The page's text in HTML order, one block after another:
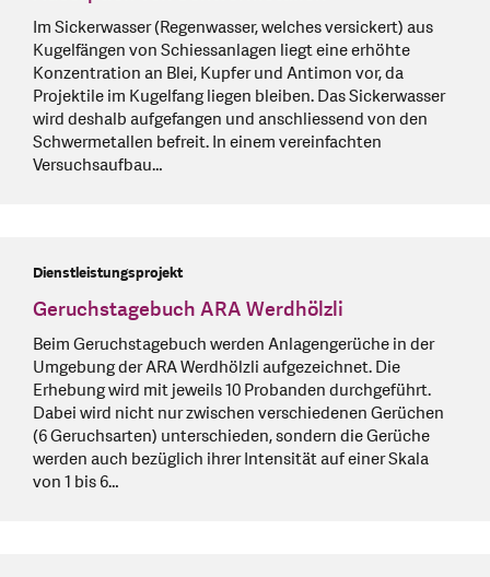
Im Sickerwasser (Regenwasser, welches versickert) aus
Kugelfängen von Schiessanlagen liegt eine erhöhte
Konzentration an Blei, Kupfer und Antimon vor, da
Projektile im Kugelfang liegen bleiben. Das Sickerwasser
wird deshalb aufgefangen und anschliessend von den
Schwermetallen befreit. In einem vereinfachten
Versuchsaufbau…
Dienstleistungsprojekt
Geruchstagebuch ARA Werdhölzli
Beim Geruchstagebuch werden Anlagengerüche in der
Umgebung der ARA Werdhölzli aufgezeichnet. Die
Erhebung wird mit jeweils 10 Probanden durchgeführt.
Dabei wird nicht nur zwischen verschiedenen Gerüchen
(6 Geruchsarten) unterschieden, sondern die Gerüche
werden auch bezüglich ihrer Intensität auf einer Skala
von 1 bis 6…